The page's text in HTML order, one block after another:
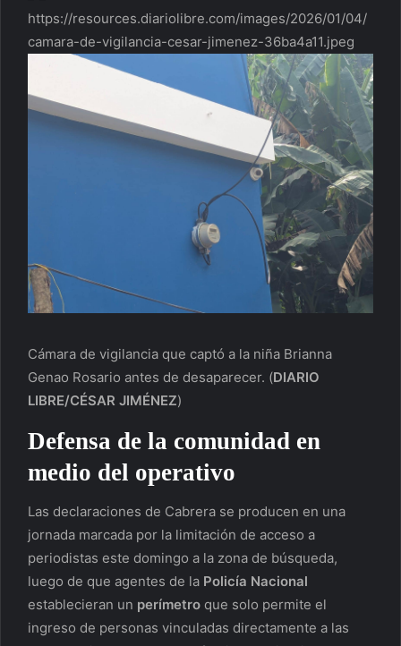
https://resources.diariolibre.com/images/2026/01/04/
camara-de-vigilancia-cesar-jimenez-36ba4a11.jpeg
Cámara de vigilancia que captó a la niña Brianna
Genao Rosario antes de desaparecer. (DIARIO
LIBRE/CÉSAR JIMÉNEZ)
Defensa de la comunidad en
medio del operativo
Las declaraciones de Cabrera se producen en una
jornada marcada por la limitación de acceso a
periodistas este domingo a la zona de búsqueda,
luego de que agentes de la Policía Nacional
establecieran un perímetro que solo permite el
ingreso de personas vinculadas directamente a las